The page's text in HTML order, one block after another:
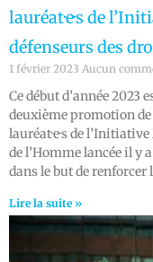
lauréat·e·s de
défenseurs des
1 février 2023 Aucun
Ce début d’année 2023
deuxième promotion de
lauréat·e·s de
de l’Homme lancée il y
dans le but de renforcer
Lire la suite »